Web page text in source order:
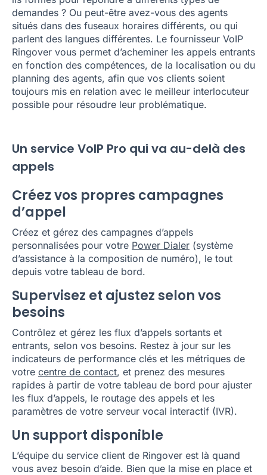
demandes ? Ou peut-être avez-vous des agents
situés dans des fuseaux horaires différents, ou qui
parlent des langues différentes. Le fournisseur VoIP
Ringover vous permet d’acheminer les appels entrants
en fonction des compétences, de la localisation ou du
planning des agents, afin que vos clients soient
toujours mis en relation avec le meilleur interlocuteur
possible pour résoudre leur problématique.
Un service VoIP Pro qui va au-delà des
appels
Créez vos propres campagnes
d’appel
Créez et gérez des campagnes d’appels
personnalisées pour votre Power Dialer (système
d’assistance à la composition de numéro), le tout
depuis votre tableau de bord.
Supervisez et ajustez selon vos
besoins
Contrôlez et gérez les flux d’appels sortants et
entrants, selon vos besoins. Restez à jour sur les
indicateurs de performance clés et les métriques de
votre centre de contact, et prenez des mesures
rapides à partir de votre tableau de bord pour ajuster
les flux d’appels, le routage des appels et les
paramètres de votre serveur vocal interactif (IVR).
Un support disponible
L’équipe du service client de Ringover est là quand
vous avez besoin d’aide. Bien que la mise en place et